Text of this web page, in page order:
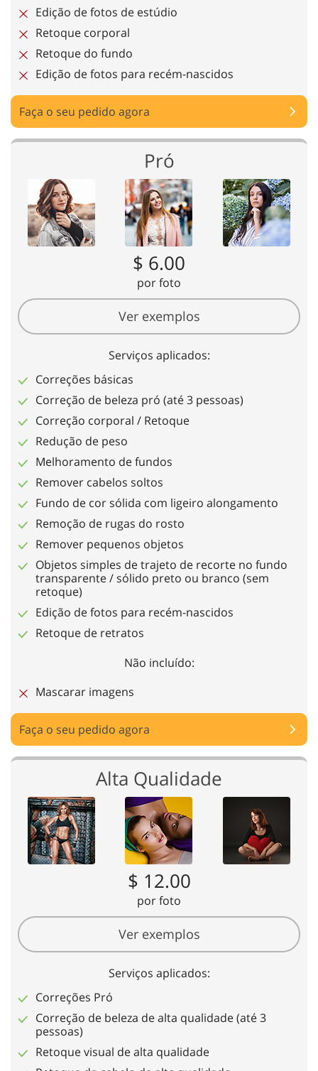
Edição de fotos de estúdio
Retoque corporal
Retoque do fundo
Edição de fotos para recém-nascidos
Faça o seu pedido agora
Pró
$ 6.00
por foto
Ver exemplos
Serviços aplicados:
Correções básicas
Correção de beleza pró (até 3 pessoas)
Correção corporal / Retoque
Redução de peso
Melhoramento de fundos
Remover cabelos soltos
Fundo de cor sólida com ligeiro alongamento
Remoção de rugas do rosto
Remover pequenos objetos
Objetos simples de trajeto de recorte no fundo
transparente / sólido preto ou branco (sem
retoque)
Edição de fotos para recém-nascidos
Retoque de retratos
Não incluído:
Mascarar imagens
Faça o seu pedido agora
Alta Qualidade
$ 12.00
por foto
Ver exemplos
Serviços aplicados:
Correções Pró
Correção de beleza de alta qualidade (até 3
pessoas)
Retoque visual de alta qualidade